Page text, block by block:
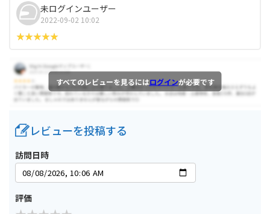
未ログインユーザー
2022-09-02 10:02
すべてのレビューを見るにはログインが必要です
レビューを投稿する
訪問日時
評価